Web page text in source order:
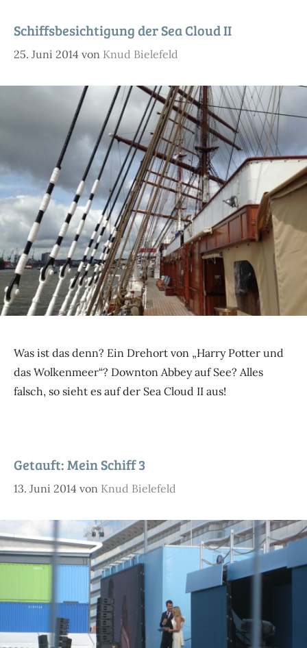
Schiffsbesichtigung der Sea Cloud II
25. Juni 2014 von Knud Bielefeld
Was ist das denn? Ein Drehort von „Harry Potter und
das Wolkenmeer“? Downton Abbey auf See? Alles
falsch, so sieht es auf der Sea Cloud II aus!
Getauft: Mein Schiff 3
13. Juni 2014 von Knud Bielefeld